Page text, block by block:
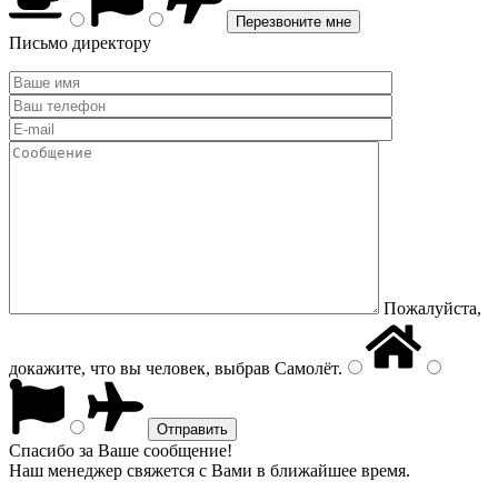
Письмо директору
Пожалуйста,
докажите, что вы человек, выбрав Самолёт.
Спасибо за Ваше сообщение!
Наш менеджер свяжется с Вами в ближайшее время.